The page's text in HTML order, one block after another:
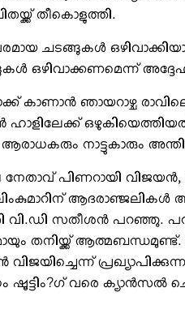
തീകൊളുത്തി.
ചടങ്ങുകള്‍
ഒഴിവാക്കണമെന്ന്
കാണാന്‍ ഞായറാഴ്ച
നാട്ടുകാരും
നേതാവ് പിണറായി
വി.ഡി സതീശന്‍
തനിയ്ക്ക്
ഷൂട്ടിം?ഗ് വരെ ക്യാന്‍സല്‍